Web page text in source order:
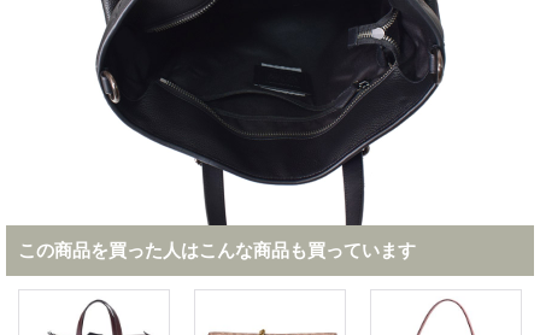
この商品を買った人はこんな商品も買っています